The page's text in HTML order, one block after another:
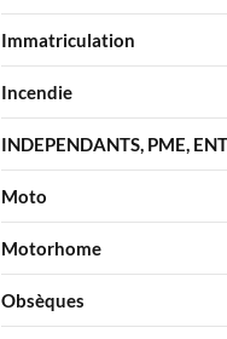
Immatriculation
Incendie
INDEPENDANTS, PME,
Moto
Motorhome
Obsèques